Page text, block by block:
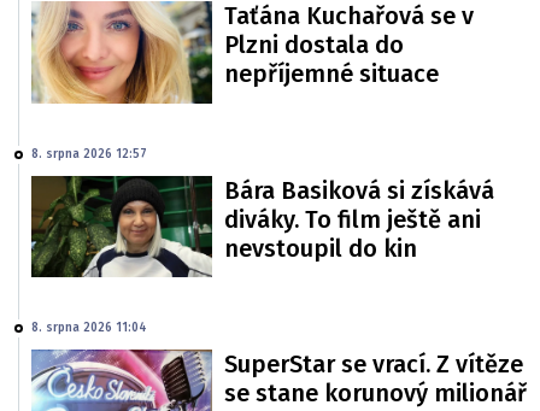
Taťána Kuchařová se v
Plzni dostala do
nepříjemné situace
8. srpna 2026 12:57
Bára Basiková si získává
diváky. To film ještě ani
nevstoupil do kin
8. srpna 2026 11:04
SuperStar se vrací. Z vítěze
se stane korunový milionář